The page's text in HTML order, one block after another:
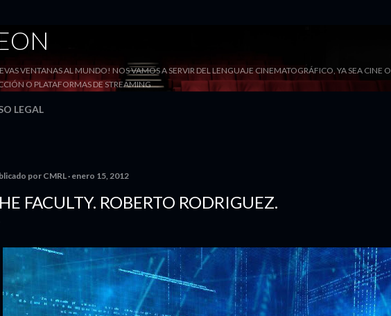
VENTANAS AL MUNDO! NOS VAMOS A SERVIR DEL LENGUAJE CINEMATOGRÁFICO, YA SEA CINE O
O PLATAFORMAS DE STREAMING
LEGAL
porCMRL enero 15, 2012
FACULTY. ROBERTO RODRIGUEZ.